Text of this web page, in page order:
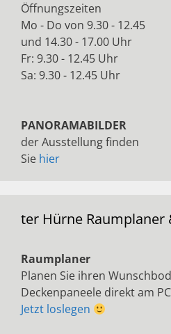
Öffnungszeiten
Mo - Do von 9.30 - 12.45
und 14.30 - 17.00 Uhr
Fr: 9.30 - 12.45 Uhr
Sa: 9.30 - 12.45 Uhr
PANORAMABILDER
der Ausstellung finden
Sie hier
ter Hürne Raumplaner
Raumplaner
Planen Sie ihren
Deckenpaneele direkt am PC
Jetzt loslegen